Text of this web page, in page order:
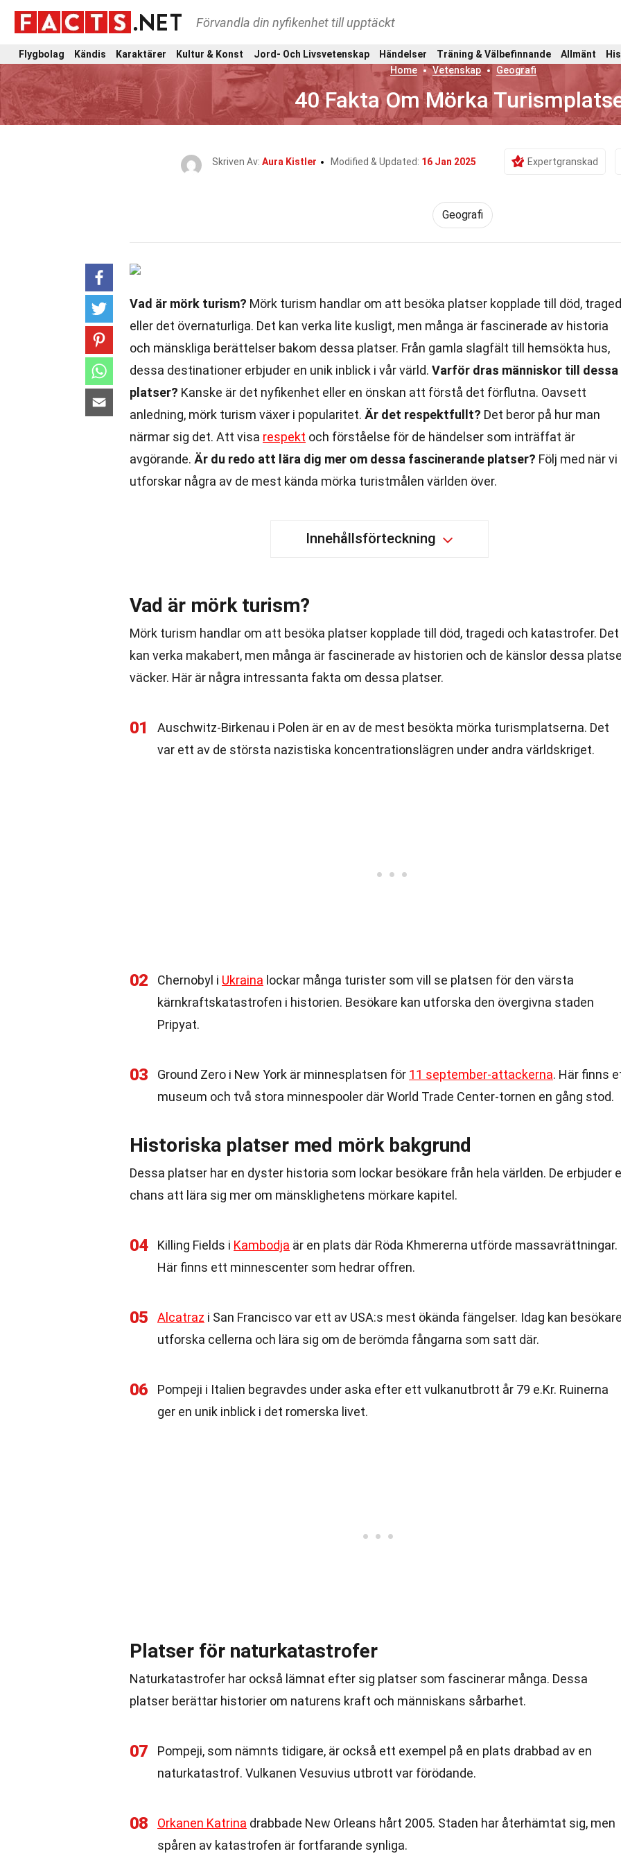
Förvandla din nyfikenhet till upptäckt
Flygbolag Kändis Karaktärer Kultur & Konst Jord- Och Livsvetenskap Händelser Träning & Välbefinnande Allmänt
Home
Vetenskap Geografi
40 Fakta Om Mörka
Skriven Av: Aura Kistler Modified & Updated: 16 Jan 2025 Expertgranskad
Geografi
Vad är mörk turism? Mörk turism handlar om att besöka platser kopplade till död,
eller det övernaturliga. Det kan verka lite kusligt, men många är fascinerade av historia
och mänskliga berättelser bakom dessa platser. Från gamla slagfält till hemsökta hus,
dessa destinationer erbjuder en unik inblick i vår värld. Varför dras människor till dessa
platser? Kanske är det nyfikenhet eller en önskan att förstå det förflutna. Oavsett
anledning, mörk turism växer i popularitet. Är det respektfullt? Det beror på hur man
närmar sig det. Att visa respekt och förståelse för de händelser som inträffat är
avgörande. Är du redo att lära dig mer om dessa fascinerande platser? Följ med när vi
utforskar några av de mest kända mörka turistmålen världen över.
Innehållsförteckning
Vad är mörk turism?
Mörk turism handlar om att besöka platser kopplade till död, tragedi och katastrofer. Det
kan verka makabert, men många är fascinerade av historien och de känslor dessa
väcker. Här är några intressanta fakta om dessa platser.
01
Auschwitz-Birkenau i Polen är en av de mest besökta mörka turismplatserna. Det
var ett av de största nazistiska koncentrationslägren under andra världskriget.
02 Chernobyl i Ukraina lockar många turister som vill se platsen för den värsta
kärnkraftskatastrofen i historien. Besökare kan utforska den övergivna staden
Pripyat.
03 Ground Zero i New York är minnesplatsen för 11 september-attackerna. Här finns
museum och två stora minnespooler där World Trade Center-tornen en gång stod.
Historiska platser med mörk bakgrund
Dessa platser har en dyster historia som lockar besökare från hela världen. De erbjuder
chans att lära sig mer om mänsklighetens mörkare kapitel.
04 Killing Fields i Kambodja är en plats där Röda Khmererna utförde massavrättningar.
Här finns ett minnescenter som hedrar offren.
05 Alcatraz i San Francisco var ett av USA:s mest ökända fängelser. Idag kan besökare
utforska cellerna och lära sig om de berömda fångarna som satt där.
06
Pompeji i Italien begravdes under aska efter ett vulkanutbrott år 79 e.Kr. Ruinerna
ger en unik inblick i det romerska livet.
Platser för naturkatastrofer
Naturkatastrofer har också lämnat efter sig platser som fascinerar många. Dessa
platser berättar historier om naturens kraft och människans sårbarhet.
07
Pompeji, som nämnts tidigare, är också ett exempel på en plats drabbad av en
naturkatastrof. Vulkanen Vesuvius utbrott var förödande.
08 Orkanen Katrina drabbade New Orleans hårt 2005. Staden har återhämtat sig, men
spåren av katastrofen är fortfarande synliga.